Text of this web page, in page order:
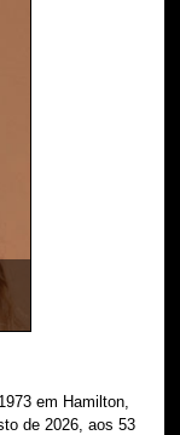
em Hamilton,
de 2026, aos 53